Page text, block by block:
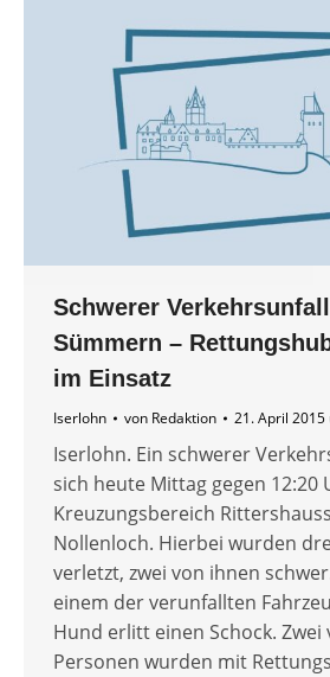
Schwerer
Sümmern –
im Einsatz
Iserlohn von Redaktion 21. April 2015
Iserlohn. Ein schwerer
sich heute Mittag gegen 12:20
Kreuzungsbereich
Nollenloch. Hierbei wurden
verletzt, zwei von ihnen
einem der verunfallten
Hund erlitt einen Schock. Zwei
Personen wurden mit